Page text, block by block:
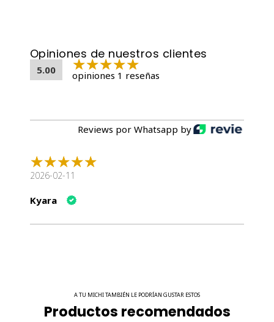
Opiniones de nuestros clientes
5.00 opiniones 1 reseñas
Reviews por Whatsapp by
2026-02-11
Kyara
A TU MICHI TAMBIÉN LE PODRÍAN GUSTAR ESTOS
Productos recomendados